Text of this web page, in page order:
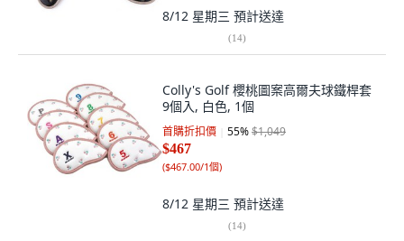
8/12 星期三 預計送達
(14)
Colly's Golf 櫻桃圖案高爾夫球鐵桿套
9個入, 白色, 1個
首購折扣價 55%$1,049
$467
($467.00/1個)
8/12 星期三 預計送達
(14)